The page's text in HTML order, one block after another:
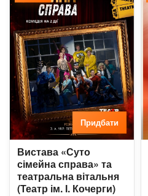
Придбати
Вистава «Суто
сімейна справа» та
театральна вітальня
(Театр ім. І. Кочерги)